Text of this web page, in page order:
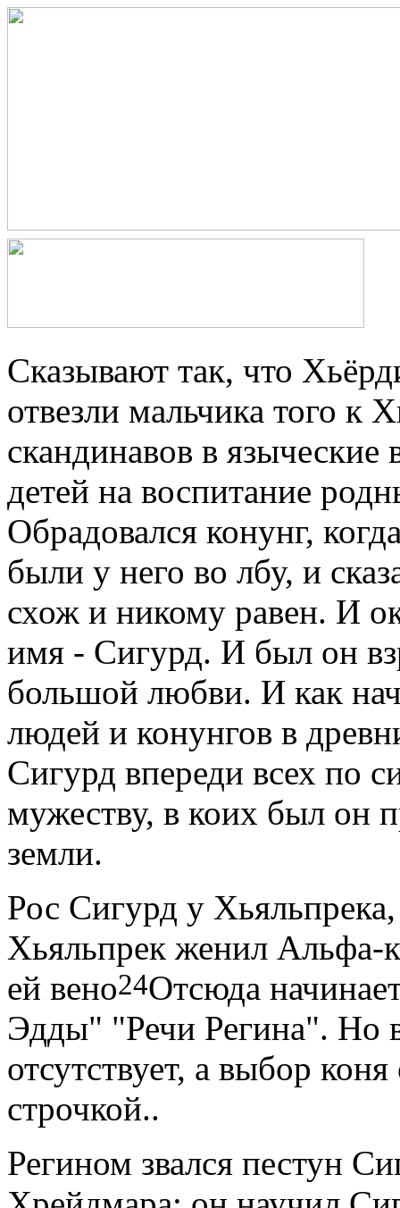
Сказывают так, что
отвезли мальчика того к
скандинавов в
детей на воспитание
Обрадовался конунг,
были у него во лбу, и
схож и никому равен. И
имя - Сигурд. И был он
большой любви. И как
людей и конунгов в
Сигурд впереди всех по
мужеству, в коих был он
земли.
Рос Сигурд у
Хьяльпрек женил Альфа-
ей вено24Отсюда
Эдды" "Речи Регина". Но
отсутствует, а выбор
строчкой..
Регином звался пестун